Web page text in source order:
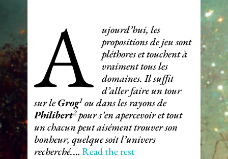
A
ujourd’hui, les
propositions de jeu sont
pléthores et touchent à
vraiment tous les
domaines. Il suffit
d’aller faire un tour
sur leGrog1 ou dans les rayons de
Philibert2pour s’en apercevoir et tout
un chacun peut aisément trouver son
bonheur, quelque soit l’univers
recherché.…Read the rest